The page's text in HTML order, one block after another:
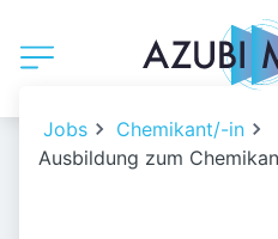
Jobs
Chemikant/-in
Ausbildung zum